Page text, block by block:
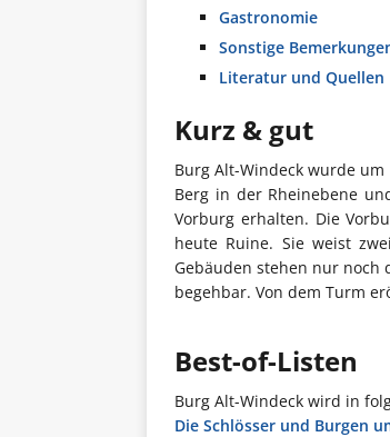
Gastronomie
Sonstige
Literatur und Quellen
Kurz & gut
Burg Alt-Windeck wurde
Berg in der Rheinebene
Vorburg erhalten. Die
heute Ruine. Sie weist
Gebäuden stehen nur
begehbar. Von dem Turm
Best-of-Listen
Burg Alt-Windeck wird in
Die Schlösser und Burgen